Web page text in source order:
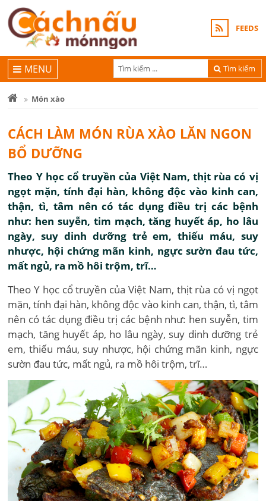
FEEDS
Tìm kiếm
MENU
Món xào
CÁCH LÀM MÓN RÙA XÀO LĂN NGON
BỔ DƯỠNG
Theo Y học cổ truyền của Việt Nam, thịt rùa có vị
ngọt mặn, tính đại hàn, không độc vào kinh can,
thận, tì, tâm nên có tác dụng điều trị các bệnh
như: hen suyễn, tim mạch, tăng huyết áp, ho lâu
ngày, suy dinh dưỡng trẻ em, thiếu máu, suy
nhược, hội chứng mãn kinh, ngực sườn đau tức,
mất ngủ, ra mồ hôi trộm, trĩ…
Theo Y học cổ truyền của Việt Nam, thịt rùa có vị ngọt
mặn, tính đại hàn, không độc vào kinh can, thận, tì, tâm
nên có tác dụng điều trị các bệnh như: hen suyễn, tim
mạch, tăng huyết áp, ho lâu ngày, suy dinh dưỡng trẻ
em, thiếu máu, suy nhược, hội chứng mãn kinh, ngực
sườn đau tức, mất ngủ, ra mồ hôi trộm, trĩ…